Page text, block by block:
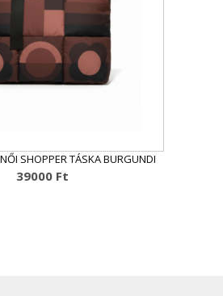
SHOPPER TÁSKA BURGUNDI
39000 Ft